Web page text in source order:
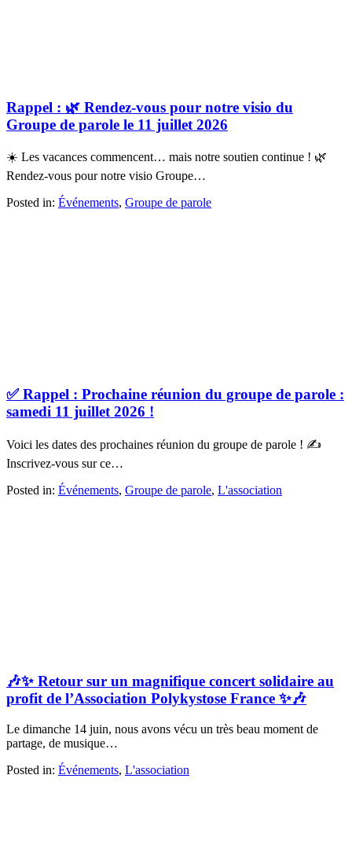
Rappel : 🌿 Rendez-vous pour notre visio du
Groupe de parole le 11 juillet 2026
☀️ Les vacances commencent… mais notre soutien continue ! 🌿
Rendez-vous pour notre visio Groupe…
Posted in: Événements, Groupe de parole
✅ Rappel : Prochaine réunion du groupe de parole :
samedi 11 juillet 2026 !
Voici les dates des prochaines réunion du groupe de parole ! ✍
Inscrivez-vous sur ce…
Posted in: Événements, Groupe de parole, L'association
🎶✨ Retour sur un magnifique concert solidaire au
profit de l’Association Polykystose France ✨🎶
Le dimanche 14 juin, nous avons vécu un très beau moment de
partage, de musique…
Posted in: Événements, L'association